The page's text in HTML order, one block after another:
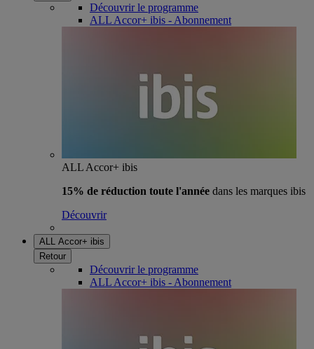
Découvrir le programme
ALL Accor+ ibis - Abonnement
ALL Accor+ ibis
15% de réduction toute l'année dans les marques ibis
Découvrir
ALL Accor+ ibis
Retour
Découvrir le programme
ALL Accor+ ibis - Abonnement